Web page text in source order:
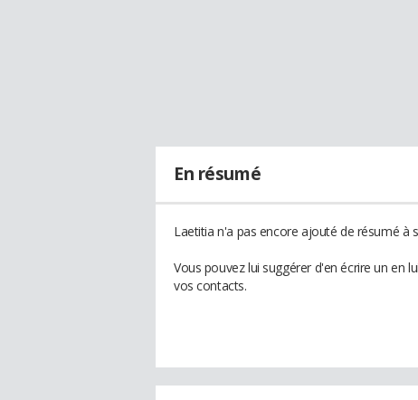
En résumé
Laetitia n'a pas encore ajouté de résumé à
Vous pouvez lui suggérer d'en écrire un en
vos contacts.